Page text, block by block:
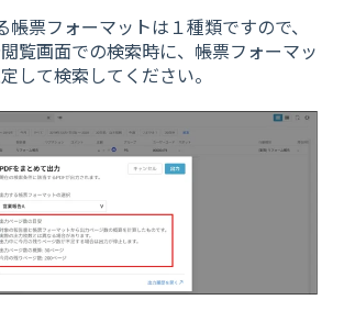
帳票フォーマットは１種類ですので、
覧画面での検索時に、帳票フォーマッ
して検索してください。